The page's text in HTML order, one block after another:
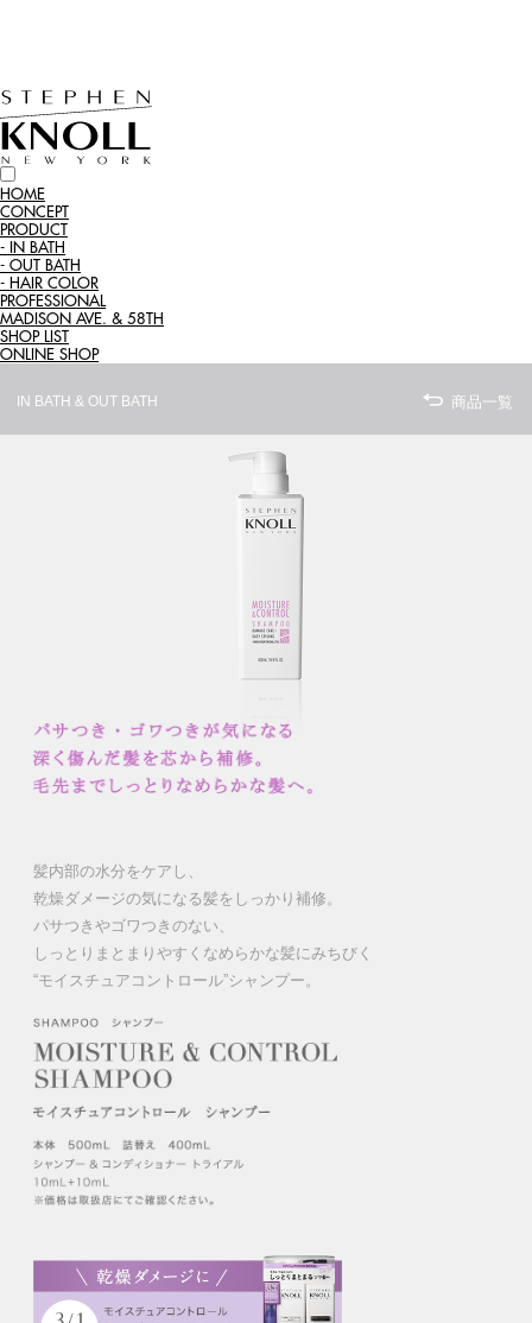
HOME
CONCEPT
PRODUCT
- IN BATH
- OUT BATH
- HAIR COLOR
PROFESSIONAL
MADISON AVE. & 58TH
SHOP LIST
ONLINE SHOP
IN BATH & OUT BATH 商品一覧
髪内部の水分をケアし、
乾燥ダメージの気になる髪をしっかり補修。
パサつきやゴワつきのない、
しっとりまとまりやすくなめらかな髪にみちびく
“モイスチュアコントロール”シャンプー。